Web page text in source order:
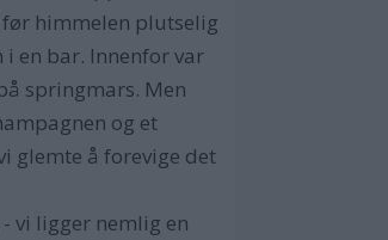
himmelen plutselig
i en bar. Innenfor var
springmars. Men
og et
glemte å forevige det
vi ligger nemlig en